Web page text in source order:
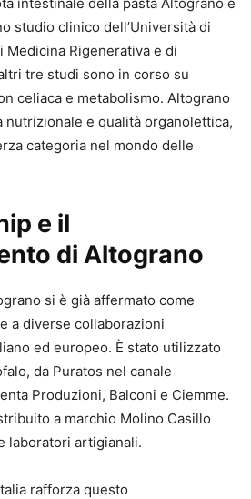
studio clinico dell’Università di
Rigenerativa e di
tre studi sono in corso su
celiaca e metabolismo. Altograno
nutrizionale e qualità organolettica,
categoria nel mondo delle
e il
di Altograno
si è già affermato come
a diverse collaborazioni
ed europeo. È stato utilizzato
da Puratos nel canale
Produzioni, Balconi e Ciemme.
a marchio Molino Casillo
laboratori artigianali.
rafforza questo